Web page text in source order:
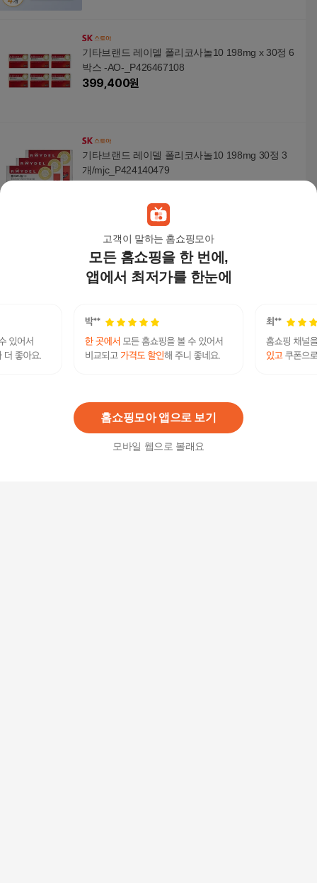
고객이 말하는 홈쇼핑모아
모든 홈쇼핑을 한 번에,
앱에서 최저가를 한눈에
홈쇼핑모아 앱으로 보기
모바일 웹으로 볼래요
기타브랜드 레이델 폴리코사놀10 198mg x 30정 6
박스 -AO-_P426467108
399,400원
기타브랜드 레이델 폴리코사놀10 198mg 30정 3
개/mjc_P424140479
레이델 호주 폴리코사놀 10mg 30정
69,900원
[레이델] 폴리코사놀10 사탕수수왁스알코올 198m
3%310,400원